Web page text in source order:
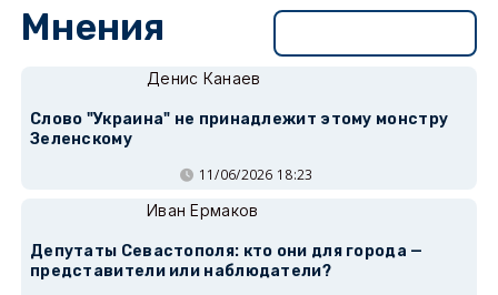
Мнения
Денис Канаев
Слово "Украина" не принадлежит этому монстру
Зеленскому
11/06/2026 18:23
Иван Ермаков
Депутаты Севастополя: кто они для города —
представители или наблюдатели?